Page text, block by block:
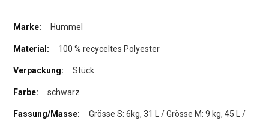
Hummel
100 % recyceltes Polyester
Stück
schwarz
Grösse S: 6kg, 31 L / Grösse M: 9 kg, 45 L /